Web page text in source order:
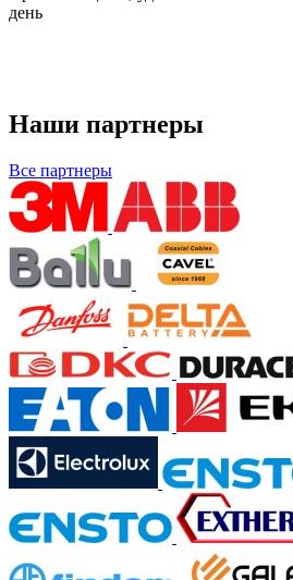
день
Наши партнеры
Все партнеры